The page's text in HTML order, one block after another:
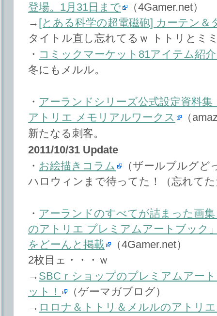
登場。1月31日まで
（4Gamer.net）
→ [とある科学の超電磁砲] カーテン＆
タイトル直し忘れてるｗ トトリとミ
・ コミックマーケット81アイテム紹
冬にもメルル。
・ アーランドシリーズ公式設定資料
アトリエ メモリアルワークス
（
新たなる刺客。
2011/10/31 Update
・ お絵描きコラム
（ザールブルグど
ハロウィンまで待ってた！（忘れて
・ アーランドのすべてが詰まった画
のアトリエ プレミアムアートブック
をどーんと掲載
（4Gamer.net）
2枚目ェ・・・ｗ
→ SBCｒショップのプレミアムアー
ット！
（ゲーマガブログ）
→ ロロナ＆トトリ＆メルルのアトリ